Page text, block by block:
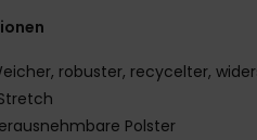
robuster, recycelter,
Polster